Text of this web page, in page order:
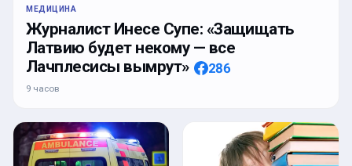
МЕДИЦИНА
Журналист Инесе Супе: «Защищать
Латвию будет некому — все
Лачплесисы вымрут»
286
9 часов